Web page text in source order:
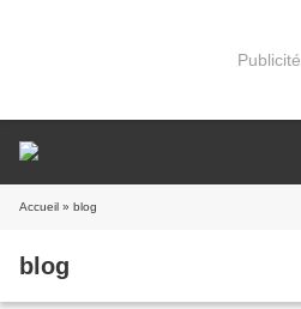
Publicité
Accueil » blog
blog